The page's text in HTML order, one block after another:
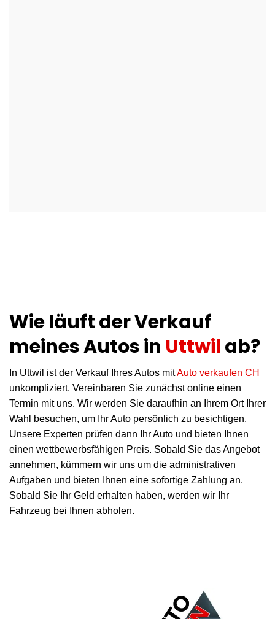
Wie läuft der Verkauf
meines Autos in Uttwilab?
In Uttwil ist der Verkauf Ihres Autos mitAuto verkaufen CH
unkompliziert. Vereinbaren Sie zunächst online einen
Termin mit uns. Wir werden Sie daraufhin an Ihrem Ort Ihrer
Wahl besuchen, um Ihr Auto persönlich zu besichtigen.
Unsere Experten prüfen dann Ihr Auto und bieten Ihnen
einen wettbewerbsfähigen Preis. Sobald Sie das Angebot
annehmen, kümmern wir uns um die administrativen
Aufgaben und bieten Ihnen eine sofortige Zahlung an.
Sobald Sie Ihr Geld erhalten haben, werden wir Ihr
Fahrzeug bei Ihnen abholen.